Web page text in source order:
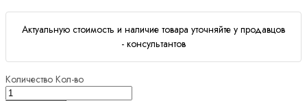
Актуальную стоимость и наличие товара уточняйте у продавцов
- консультантов
Количество Кол-во